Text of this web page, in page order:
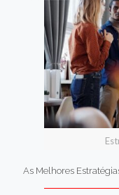
As Melhores